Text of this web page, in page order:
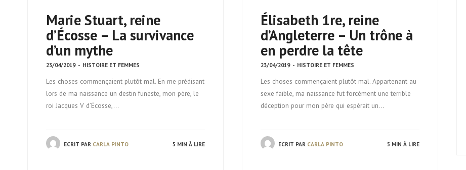
Marie Stuart, reine
d’Écosse – La survivance
d’un mythe
23/04/2019 - HISTOIRE ET FEMMES
Les choses commençaient plutôt mal. En me prédisant
lors de ma naissance un destin funeste, mon père, le
roi Jacques V d’Écosse,…
ECRIT PAR CARLA PINTO 5 MIN À LIRE
Élisabeth 1re, reine
d’Angleterre – Un trône à
en perdre la tête
23/04/2019 - HISTOIRE ET FEMMES
Les choses commençaient plutôt mal. Appartenant au
sexe faible, ma naissance fut forcément une terrible
déception pour mon père qui espérait un…
ECRIT PAR CARLA PINTO 5 MIN À LIRE